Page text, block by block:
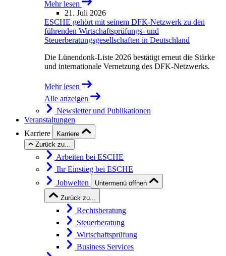
Mehr lesen
21. Juli 2026
ESCHE gehört mit seinem DFK-Netzwerk zu den
führenden Wirtschaftsprüfungs- und
Steuerberatungsgesellschaften in Deutschland
Die Lünendonk-Liste 2026 bestätigt erneut die Stärke
und internationale Vernetzung des DFK-Netzwerks.
Mehr lesen
Alle anzeigen
Newsletter und Publikationen
Veranstaltungen
Karriere
Karriere
Zurück zu...
Arbeiten bei ESCHE
Ihr Einstieg bei ESCHE
Jobwelten
Untermenü öffnen
Zurück zu...
Rechtsberatung
Steuerberatung
Wirtschaftsprüfung
Business Services